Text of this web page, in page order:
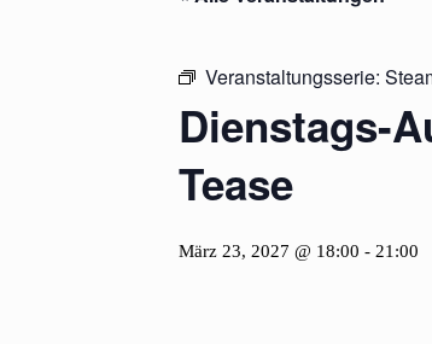
Veranstaltungsserie:
Dienstags-
Tease
März 23, 2027 @ 18:00 - 21:00